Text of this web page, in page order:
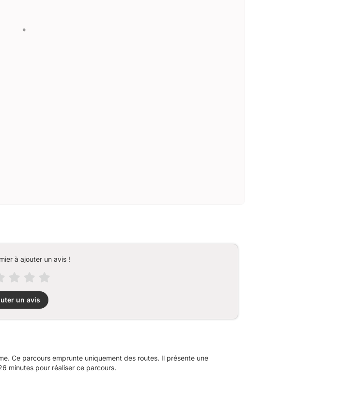
à ajouter un avis !
un avis
Ce parcours emprunte uniquement des routes. Il présente une
minutes pour réaliser ce parcours.